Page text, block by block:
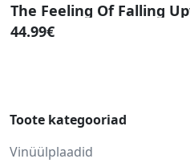
44.99€
Toote kategooriad
Vinüülplaadid